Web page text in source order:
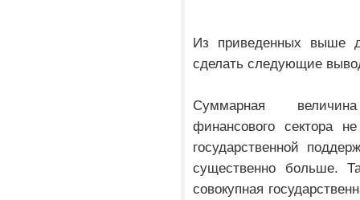
Из приведенных выше
сделать следующие
Суммарная
финансового сектора
государственной
существенно больше.
совокупная